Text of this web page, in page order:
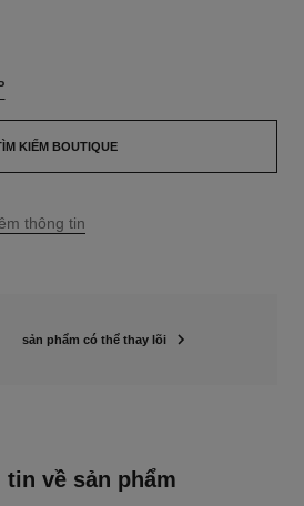
KIẾM BOUTIQUE
thông tin
sản phẩm có thể thay lõi
tin về sản phẩm